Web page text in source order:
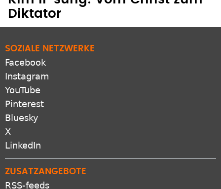
Kim Il-sung: Vom Christ zum
SOZIALE NETZWERKE
Facebook
Instagram
YouTube
Pinterest
Bluesky
X
ZUSATZANGEBOTE